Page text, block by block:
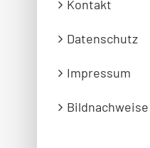
Kontakt
Datenschutz
Impressum
Bildnachweise